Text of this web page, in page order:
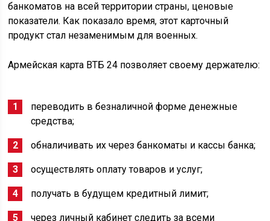
банкоматов на всей территории страны, ценовые
показатели. Как показало время, этот карточный
продукт стал незаменимым для военных.
Армейская карта ВТБ 24 позволяет своему держателю:
переводить в безналичной форме денежные
средства;
обналичивать их через банкоматы и кассы банка;
осуществлять оплату товаров и услуг;
получать в будущем кредитный лимит;
через личный кабинет следить за всеми